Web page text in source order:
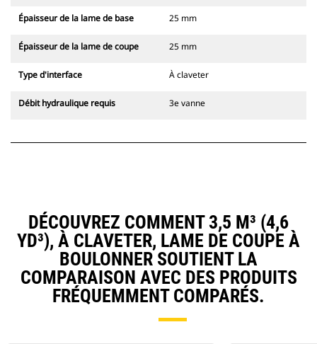
Épaisseur de la lame de base 25 mm
Épaisseur de la lame de coupe 25 mm
Type d'interface À claveter
Débit hydraulique requis 3e vanne
DÉCOUVREZ COMMENT 3,5 M³ (4,6
YD³), À CLAVETER, LAME DE COUPE À
BOULONNER SOUTIENT LA
COMPARAISON AVEC DES PRODUITS
FRÉQUEMMENT COMPARÉS.